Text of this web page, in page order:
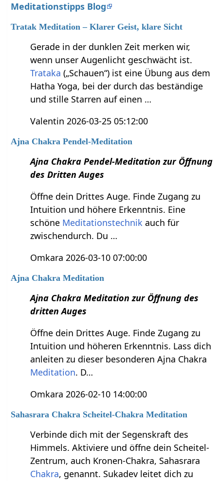
Meditationstipps Blog
Tratak Meditation – Klarer Geist, klare Sicht
Gerade in der dunklen Zeit merken wir,
wenn unser Augenlicht geschwächt ist.
Trataka(„Schauen“) ist eine Übung aus dem
Hatha Yoga, bei der durch das beständige
und stille Starren auf einen …
Valentin 2026-03-25 05:12:00
Ajna Chakra Pendel-Meditation
Ajna Chakra Pendel-Meditation zur Öffnung
des Dritten Auges
Öffne dein Drittes Auge. Finde Zugang zu
Intuition und höhere Erkenntnis. Eine
schöne Meditationstechnik auch für
zwischendurch. Du …
Omkara 2026-03-10 07:00:00
Ajna Chakra Meditation
Ajna Chakra Meditation zur Öffnung des
dritten Auges
Öffne dein Drittes Auge. Finde Zugang zu
Intuition und höheren Erkenntnis. Lass dich
anleiten zu dieser besonderen Ajna Chakra
Meditation. D…
Omkara 2026-02-10 14:00:00
Sahasrara Chakra Scheitel-Chakra Meditation
Verbinde dich mit der Segenskraft des
Himmels. Aktiviere und öffne dein Scheitel-
Zentrum, auch Kronen-Chakra, Sahasrara
Chakra, genannt. Sukadev leitet dich zu